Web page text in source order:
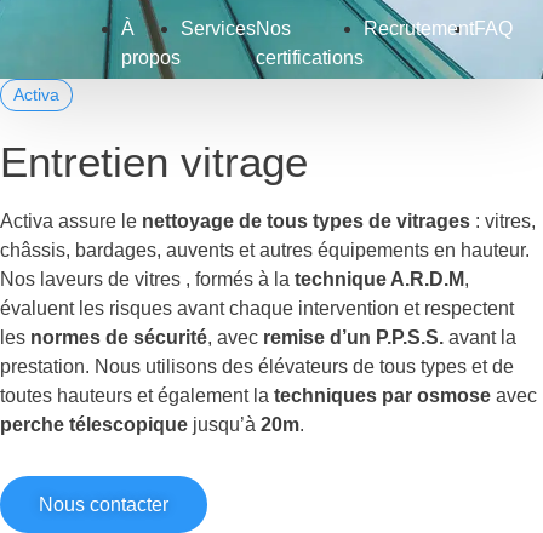
À
propos
ServicesNos
certifications
RecrutementFAQ
Activa
Entretien vitrage
Activa assure le nettoyage de tous types de vitrages : vitres,
châssis, bardages, auvents et autres équipements en hauteur.
Nos laveurs de vitres , formés à la technique A.R.D.M,
évaluent les risques avant chaque intervention et respectent
les normes de sécurité, avec remise d’un P.P.S.S. avant la
prestation. Nous utilisons des élévateurs de tous types et de
toutes hauteurs et également la techniques par osmose avec
perche télescopique jusqu’à 20m.
Nous contacter